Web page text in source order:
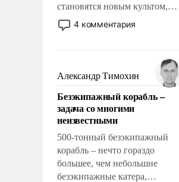
становятся новым культом,
постепенно вытесняя и
отменяя традиционное
мужественным и твердым под
ударами судьбы, брать на себя
ответственность, помогать
слабым, идти вперед и
адаптироваться.
4 комментария
Александр Тимохин
Безэкипажный корабль –
задача со многими
неизвестными
500-тонный безэкипажный
корабль – нечто гораздо
большее, чем небольшие
безэкипажные катера,